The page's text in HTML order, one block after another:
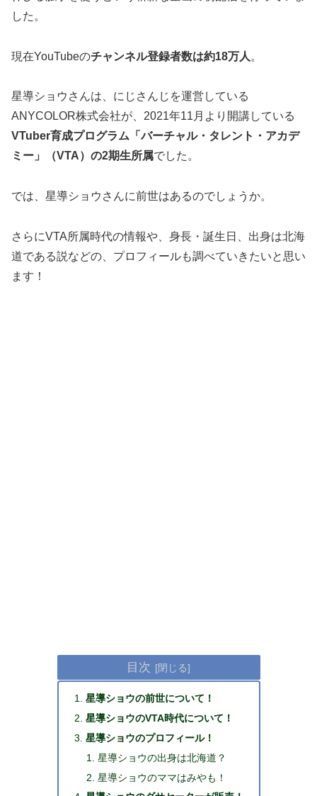
した。
現在YouTubeのチャンネル登録者数は約18万人 。
星導ショウさんは、にじさんじを運営している
ANYCOLOR株式会社が、2021年11月より開講している
VTuber育成プログラム「バーチャル・タレント・アカデ
ミー」（VTA）の2期生所属でした。
では、星導ショウさんに前世はあるのでしょうか。
さらにVTA所属時代の情報や、身長・誕生日、出身は北海
道である説などの、プロフィールも調べていきたいと思い
ます！
目次
星導ショウの前世について！
星導ショウのVTA時代について！
星導ショウのプロフィール！
星導ショウの出身は北海道？
星導ショウのママはみやも！